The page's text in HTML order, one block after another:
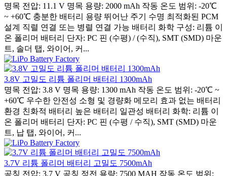
명목 전압: 11.1 V 명목 용량: 2000 mAh 작동 온도 범위: -20℃
~ +60℃ 충분한 배터리 용량 뛰어난 주기 수명 최적화된 PCM
설계 직렬 연결 또는 병렬 연결 가능 배터리 화학 구성: 리튬 이
온 폴리머 배터리 단자: PC 핀 (수평) / (수직), SMT (SMD) 마운
트, 솔더 탭, 와이어, 커...
3.8V 고밀도 리튬 폴리머 배터리 1300mAh
명목 전압: 3.8 V 명목 용량: 1300 mAh 작동 온도 범위: -20℃ ~
+60℃ 우수한 안전성 소형 및 경량화 메모리 효과 없는 배터리
환경 친화적 배터리 높은 배터리 일관성 배터리 화학: 리튬 이
온 폴리머 배터리 단자: PC 핀 (수평 / 수직), SMT (SMD) 마운
트, 납 탭, 와이어, 커...
3.7V 리튬 폴리머 배터리 고밀도 7500mAh
공칭 전압: 3.7 V 공칭 정전 용량: 7500 MAH 작동 온도 범위: